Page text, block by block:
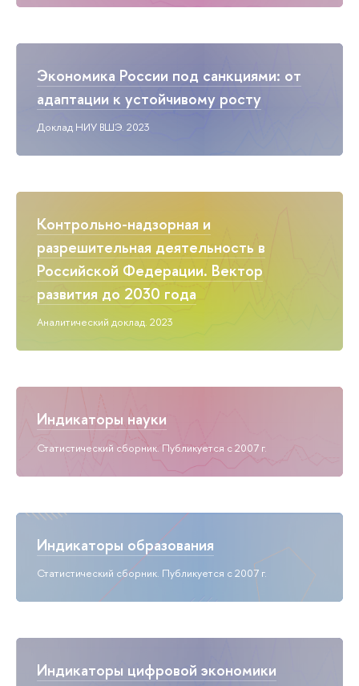
Экономика России под санкциями: от
адаптации к устойчивому росту
Доклад НИУ ВШЭ. 2023
Контрольно-надзорная и
разрешительная деятельность в
Российской Федерации. Вектор
развития до 2030 года
Аналитический доклад. 2023
Индикаторы науки
Статистический сборник. Публикуется с 2007 г.
Индикаторы образования
Статистический сборник. Публикуется с 2007 г.
Индикаторы цифровой экономики